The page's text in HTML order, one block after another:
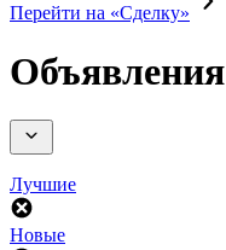
Перейти на «Сделку»
Объявления
Лучшие
Новые